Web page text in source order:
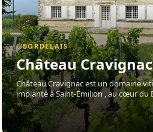
BORDELAIS
Château Cravignac
Château Cravignac est un domaine
implanté à Saint-Émilion , au cœur du
Propriété très ancienne, elle tire son
Baptiste Lavau de Cravignac, avocat
maire de Saint-Émilion au XVIIIe s